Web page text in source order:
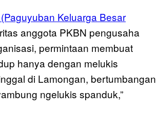
Keluarga Besar
anggota PKBN pengusaha
permintaan membuat
hanya dengan melukis
di Lamongan, bertumbangan
ngelukis spanduk,”